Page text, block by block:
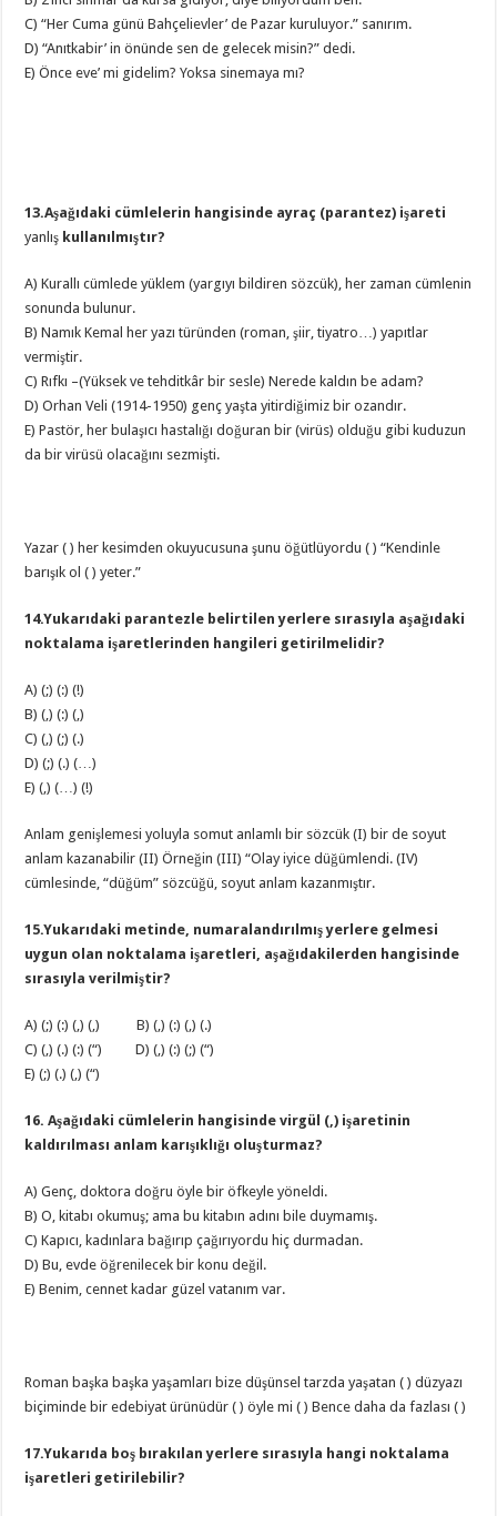
C) “Her Cuma günü Bahçelievler’ de Pazar kuruluyor.” sanırım.
D) “Anıtkabir’ in önünde sen de gelecek misin?” dedi.
E) Önce eve’ mi gidelim? Yoksa sinemaya mı?
13.Aşağıdaki cümlelerin hangisinde ayraç (parantez) işareti
yanlış kullanılmıştır?
A) Kurallı cümlede yüklem (yargıyı bildiren sözcük), her zaman cümlenin
sonunda bulunur.
B) Namık Kemal her yazı türünden (roman, şiir, tiyatro…) yapıtlar
vermiştir.
C) Rıfkı –(Yüksek ve tehditkâr bir sesle) Nerede kaldın be adam?
D) Orhan Veli (1914-1950) genç yaşta yitirdiğimiz bir ozandır.
E) Pastör, her bulaşıcı hastalığı doğuran bir (virüs) olduğu gibi kuduzun
da bir virüsü olacağını sezmişti.
Yazar ( ) her kesimden okuyucusuna şunu öğütlüyordu ( ) “Kendinle
barışık ol ( ) yeter.”
14.Yukarıdaki parantezle belirtilen yerlere sırasıyla aşağıdaki
noktalama işaretlerinden hangileri getirilmelidir?
A) (;) (:) (!)
B) (,) (:) (,)
C) (,) (;) (.)
D) (;) (.) (…)
E) (,) (…) (!)
Anlam genişlemesi yoluyla somut anlamlı bir sözcük (I) bir de soyut
anlam kazanabilir (II) Örneğin (III) “Olay iyice düğümlendi. (IV)
cümlesinde, “düğüm” sözcüğü, soyut anlam kazanmıştır.
15.Yukarıdaki metinde, numaralandırılmış yerlere gelmesi
uygun olan noktalama işaretleri, aşağıdakilerden hangisinde
sırasıyla verilmiştir?
A) (;) (:) (,) (,) B) (,) (:) (,) (.)
C) (,) (.) (:) (“) D) (,) (:) (;) (“)
E) (;) (.) (,) (“)
16. Aşağıdaki cümlelerin hangisinde virgül (,) işaretinin
kaldırılması anlam karışıklığı oluşturmaz?
A) Genç, doktora doğru öyle bir öfkeyle yöneldi.
B) O, kitabı okumuş; ama bu kitabın adını bile duymamış.
C) Kapıcı, kadınlara bağırıp çağırıyordu hiç durmadan.
D) Bu, evde öğrenilecek bir konu değil.
E) Benim, cennet kadar güzel vatanım var.
Roman başka başka yaşamları bize düşünsel tarzda yaşatan ( ) düzyazı
biçiminde bir edebiyat ürünüdür ( ) öyle mi ( ) Bence daha da fazlası ( )
17.Yukarıda boş bırakılan yerlere sırasıyla hangi noktalama
işaretleri getirilebilir?